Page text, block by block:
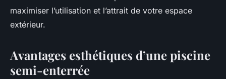
maximiser l’utilisation et l’attrait de votre espace
extérieur.
Avantages esthétiques d’une piscine
semi-enterrée